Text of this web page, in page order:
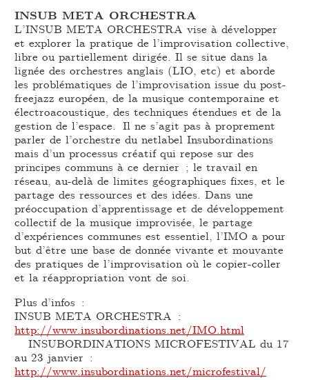
INSUB META ORCHESTRA
L’INSUB META ORCHESTRA vise à développer
et explorer la pratique de l’improvisation collective,
libre ou partiellement dirigée. Il se situe dans la
lignée des orchestres anglais (LIO, etc) et aborde
les problématiques de l’improvisation issue du post-
freejazz européen, de la musique contemporaine et
électroacoustique, des techniques étendues et de la
gestion de l’espace. Il ne s’agit pas à proprement
parler de l’orchestre du netlabel Insubordinations
mais d’un processus créatif qui repose sur des
principes communs à ce dernier ; le travail en
réseau, au-delà de limites géographiques fixes, et le
partage des ressources et des idées. Dans une
préoccupation d’apprentissage et de développement
collectif de la musique improvisée, le partage
d’expériences communes est essentiel, l’IMO a pour
but d’être une base de donnée vivante et mouvante
des pratiques de l’improvisation où le copier-coller
et la réappropriation vont de soi.
Plus d’infos :
INSUB META ORCHESTRA :
http://www.insubordinations.net/IMO.html
INSUBORDINATIONS MICROFESTIVAL du 17
au 23 janvier :
http://www.insubordinations.net/microfestival/